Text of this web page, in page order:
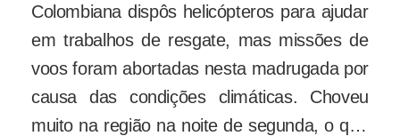
Colombiana dispôs helicópteros para ajudar
em trabalhos de resgate, mas missões de
voos foram abortadas nesta madrugada por
causa das condições climáticas. Choveu
muito na região na noite de segunda, o que